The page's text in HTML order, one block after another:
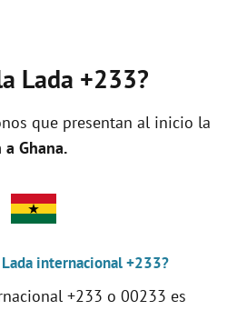
Lada +233?
que presentan al inicio la
a Ghana.
internacional +233?
+233 o 00233 es